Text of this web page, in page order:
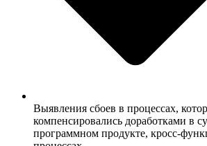
Выявления сбоев в процессах,
компенсировались доработками в
программном продукте, кросс-